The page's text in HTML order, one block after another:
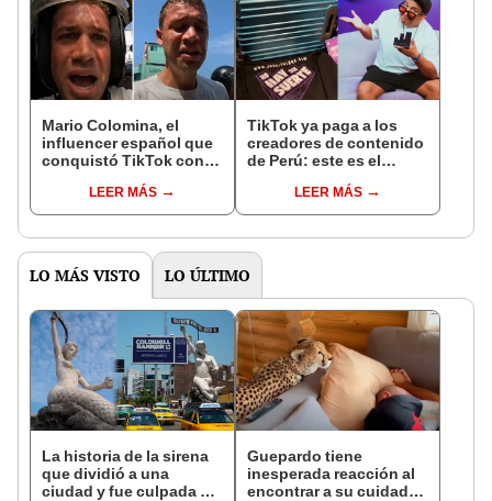
Mario Colomina, el
influencer español que
conquistó TikTok con
"Mi amor nació por la
gastronomía"
LEER MÁS
TikTok ya paga a los
creadores de contenido
de Perú: este es el
llegar a cobrar por 1.000
vistas
LEER MÁS
LO MÁS VISTO LO ÚLTIMO
La historia de la sirena
que dividió a una
ciudad y fue culpada de
Guepardo tiene
inesperada reacción al
encontrar a su cuidador